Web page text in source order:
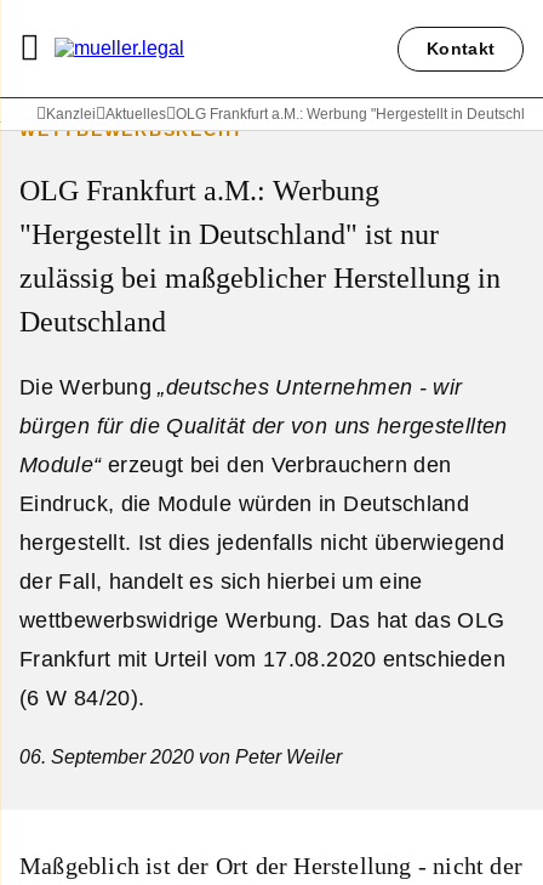
Kontakt
Kanzlei Aktuelles OLG Frankfurt a.M.: Werbung "Hergestellt in
WETTBEWERBSRECHT
OLG Frankfurt a.M.: Werbung
"Hergestellt in Deutschland" ist nur
zulässig bei maßgeblicher Herstellung in
Deutschland
Die Werbung„deutsches Unternehmen - wir
bürgen für die Qualität der von uns hergestellten
Module“erzeugt bei den Verbrauchern den
Eindruck, die Module würden in Deutschland
hergestellt. Ist dies jedenfalls nicht überwiegend
der Fall, handelt es sich hierbei um eine
wettbewerbswidrige Werbung. Das hat das OLG
Frankfurt mit Urteil vom 17.08.2020 entschieden
(6 W 84/20).
06. September 2020 von Peter Weiler
Maßgeblich ist der Ort der Herstellung - nicht der